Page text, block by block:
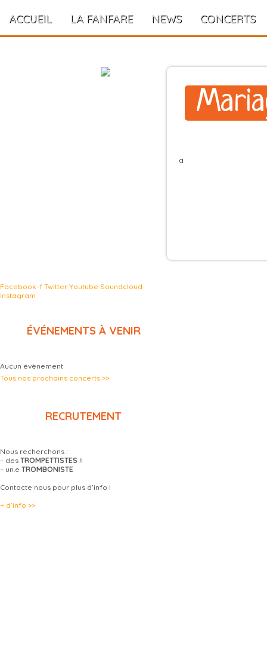
ACCUEIL LA FANFARE NEWS CONCERTS
Facebook-f Twitter Youtube Soundcloud
Instagram
ÉVÉNEMENTS À VENIR
Aucun évènement
Tous nos prochains concerts >>
RECRUTEMENT
Nous recherchons :
– des TROMPETTISTES !!
– un.e TROMBONISTE
Contacte nous pour plus d’info !
+ d’info >>
a